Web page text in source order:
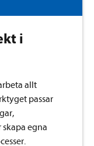
i
allt
passar
egna